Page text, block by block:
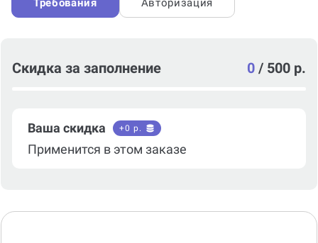
Требования Авторизация
Скидка за заполнение 0 / 500 р.
Ваша скидка +0 р.
Применится в этом заказе